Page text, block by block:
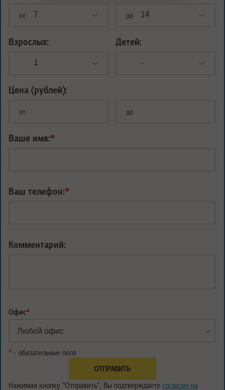
от до
Взрослых: Детей:
Цена (рублей):
от до
Ваше имя:*
Ваш телефон:*
Комментарий:
Офис*
* - обязательные поля
Нажимая кнопку "Отправить", Вы подтверждаете согласие на